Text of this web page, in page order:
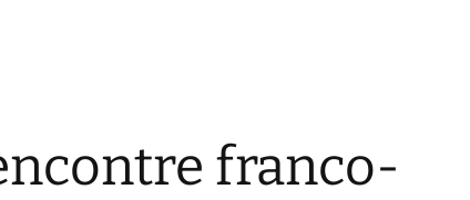
franco-